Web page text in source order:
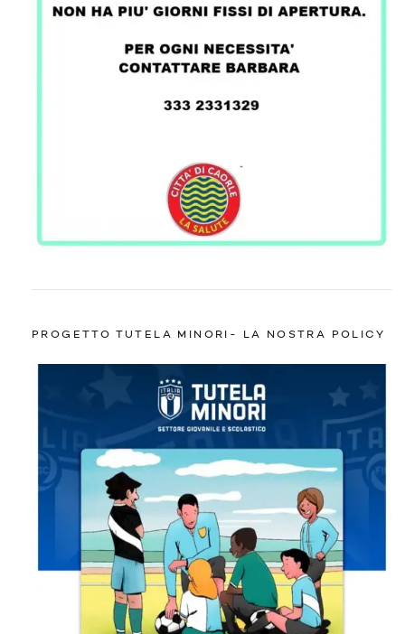
PROGETTO TUTELA MINORI- LA NOSTRA POLICY